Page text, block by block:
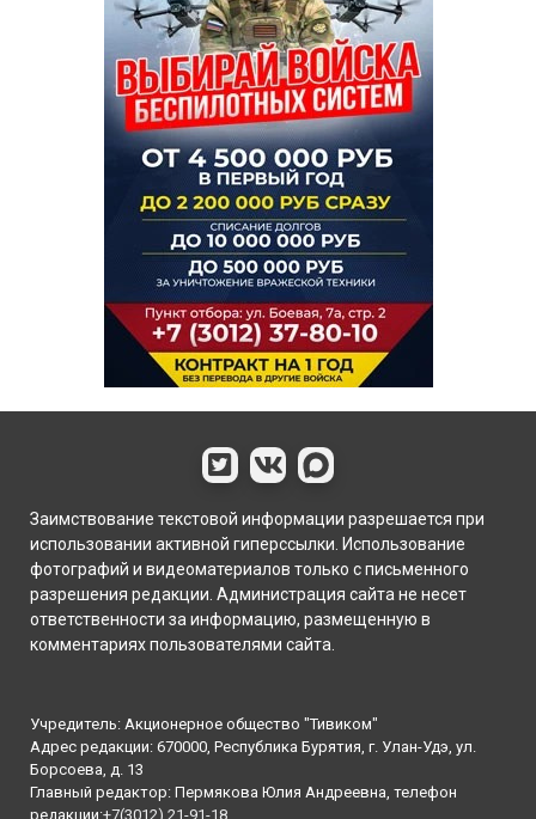
Заимствование текстовой информации разрешается при
использовании активной гиперссылки. Использование
фотографий и видеоматериалов только с письменного
разрешения редакции. Администрация сайта не несет
ответственности за информацию, размещенную в
комментариях пользователями сайта.
Учредитель: Акционерное общество "Тивиком"
Адрес редакции: 670000, Республика Бурятия, г. Улан-Удэ, ул.
Борсоева, д. 13
Главный редактор: Пермякова Юлия Андреевна, телефон
редакции:+7(3012) 21-91-18